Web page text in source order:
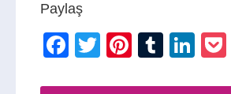
Paylaş
Facebook
TwitterPinterest
Tumblr